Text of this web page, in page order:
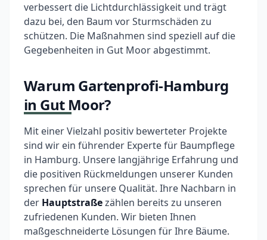
verbessert die Lichtdurchlässigkeit und trägt
dazu bei, den Baum vor Sturmschäden zu
schützen. Die Maßnahmen sind speziell auf die
Gegebenheiten in Gut Moor abgestimmt.
Warum Gartenprofi-Hamburg
in Gut Moor?
Mit einer Vielzahl positiv bewerteter Projekte
sind wir ein führender Experte für Baumpflege
in Hamburg. Unsere langjährige Erfahrung und
die positiven Rückmeldungen unserer Kunden
sprechen für unsere Qualität. Ihre Nachbarn in
der Hauptstraßezählen bereits zu unseren
zufriedenen Kunden. Wir bieten Ihnen
maßgeschneiderte Lösungen für Ihre Bäume.